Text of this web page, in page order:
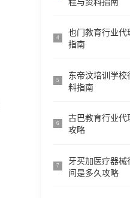
程与资料指南
4
也门教育行业代
指南
5
东帝汶培训学校
料指南
6
古巴教育行业代
攻略
7
牙买加医疗器械
间是多久攻略